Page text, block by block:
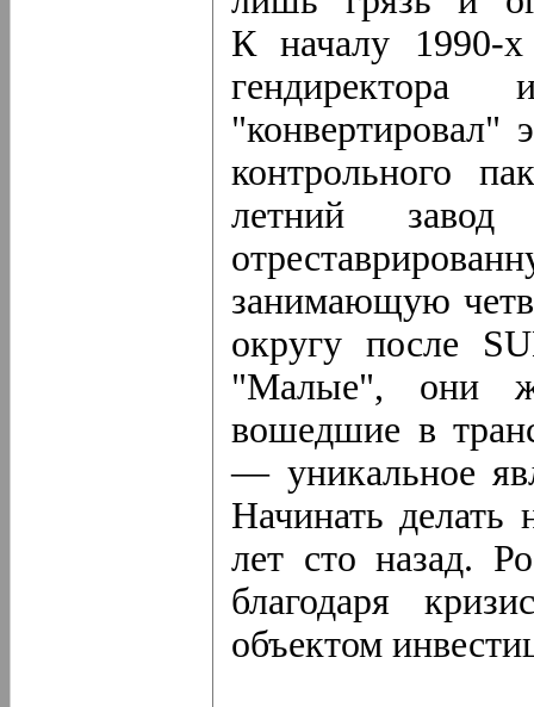
К началу 1990-
"конвертировал"
контрольного
летний завод
занимающую
округу после
"Малые", они
вошедшие в
— уникальное
Начинать делать
лет сто назад.
благодаря
объектом